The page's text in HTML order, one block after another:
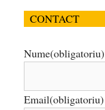
CONTACT
Nume(obligatoriu)
Email(obligatoriu)